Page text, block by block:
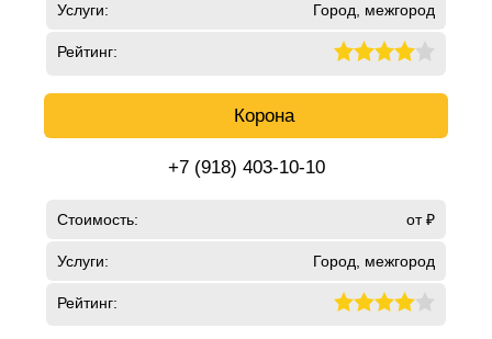
Услуги: Город, межгород
Рейтинг:
Корона
+7 (918) 403-10-10
Стоимость: от ₽
Услуги: Город, межгород
Рейтинг: